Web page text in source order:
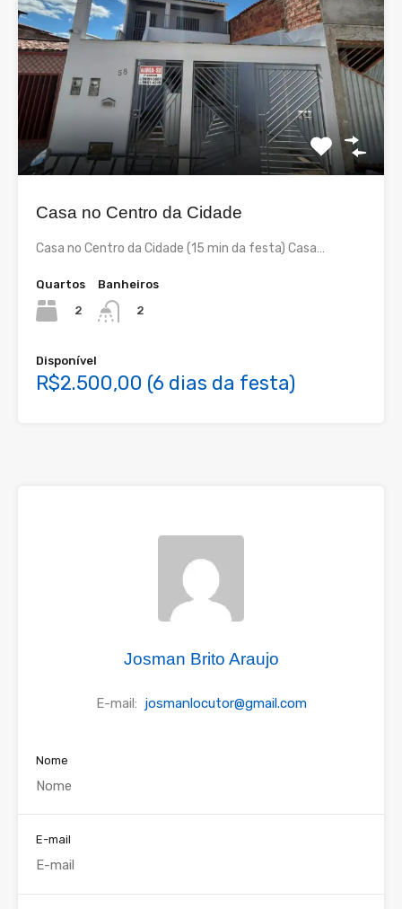
Casa no Centro da Cidade
Casa no Centro da Cidade (15 min da festa) Casa…
Quartos
2
Banheiros
2
Disponível
R$2.500,00 (6 dias da festa)
Josman Brito Araujo
E-mail: josmanlocutor@gmail.com
Nome
E-mail